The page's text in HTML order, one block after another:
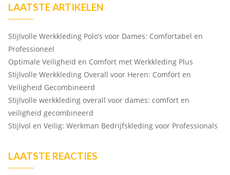
LAATSTE ARTIKELEN
Stijlvolle Werkkleding Polo’s voor Dames: Comfortabel en
Professioneel
Optimale Veiligheid en Comfort met Werkkleding Plus
Stijlvolle Werkkleding Overall voor Heren: Comfort en
Veiligheid Gecombineerd
Stijlvolle werkkleding overall voor dames: comfort en
veiligheid gecombineerd
Stijlvol en Veilig: Werkman Bedrijfskleding voor Professionals
LAATSTE REACTIES